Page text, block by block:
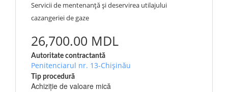
Servicii de mentenanță și deservirea utilajului
cazangeriei de gaze
26,700.00 MDL
Autoritate contractantă
Penitenciarul nr. 13-Chișinău
Tip procedură
Achiziție de valoare mică